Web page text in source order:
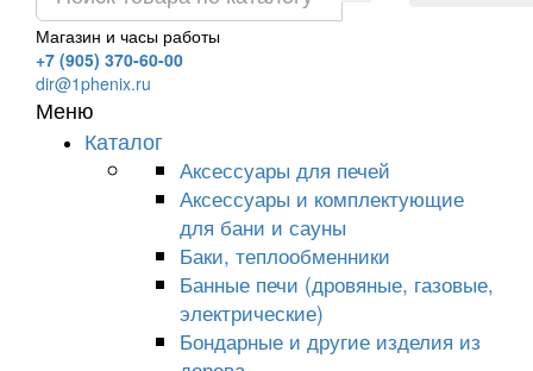
Магазин и часы работы
+7 (905) 370-60-00
dir@1phenix.ru
Меню
Каталог
Аксессуары для печей
Аксессуары и комплектующие
для бани и сауны
Баки, теплообменники
Банные печи (дровяные, газовые,
электрические)
Бондарные и другие изделия из